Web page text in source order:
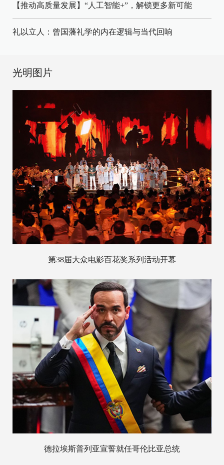
【推动高质量发展】“人工智能+”，解锁更多新可能
礼以立人：曾国藩礼学的内在逻辑与当代回响
光明图片
第38届大众电影百花奖系列活动开幕
德拉埃斯普列亚宣誓就任哥伦比亚总统